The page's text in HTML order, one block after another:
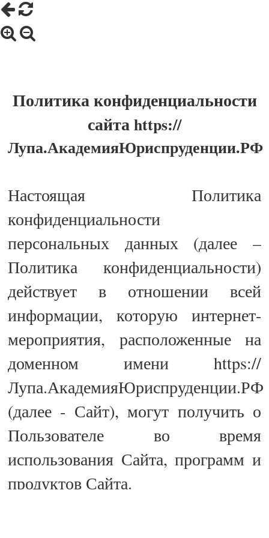
Политика конфиденциальности
сайтаhttps://
Лупа.АкадемияЮриспруденции.РФ
Настоящая Политика
конфиденциальности
персональных данных (далее –
Политика конфиденциальности)
действует в отношении всей
информации, которую интернет-
мероприятия, расположенные на
доменном имени https://
Лупа.АкадемияЮриспруденции.РФ
(далее - Сайт), могут получить о
Пользователе во время
использования Сайта, программ и
продуктов Сайта.